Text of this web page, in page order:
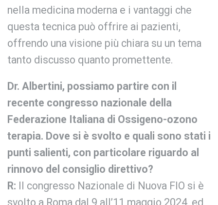
nella medicina moderna e i vantaggi che
questa tecnica può offrire ai pazienti,
offrendo una visione più chiara su un tema
tanto discusso quanto promettente.
Dr. Albertini, possiamo partire con il
recente congresso nazionale della
Federazione Italiana di Ossigeno-ozono
terapia. Dove si è svolto e quali sono stati i
punti salienti, con particolare riguardo al
rinnovo del consiglio direttivo?
R: Il congresso Nazionale di Nuova FIO si è
svolto a Roma dal 9 all’11 maggio 2024, ed